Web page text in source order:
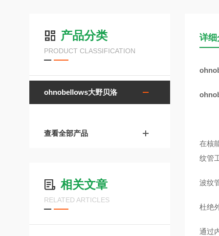
产品分类
PRODUCT CLASSIFICATION
ohnobellows大野贝洛
查看全部产品
相关文章
RELATED ARTICLES
详细
在核
纹管
波纹
杜绝
通过